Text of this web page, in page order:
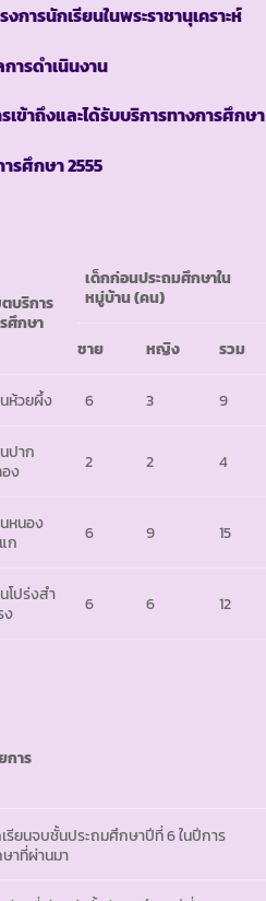
งการนักเรียนในพระราชานุเคราะห์
ารดำเนินงาน
เข้าถึงและได้รับบริการทางการศึกษา
รศึกษา2555
บริการ
ศึกษา
เด็กก่อนประถมศึกษาใน
หมู่บ้าน(คน)
ชาย หญิง รวม
ห้วยผึ้ง 6 3 9
ปาก
ง
2 2 4
หนอง
ก
6 9 15
โปร่งสำ
ง
6 6 12
การ
รียนจบชั้นประถมศึกษาปีที่ 6 ในปีการ
าที่ผ่านมา